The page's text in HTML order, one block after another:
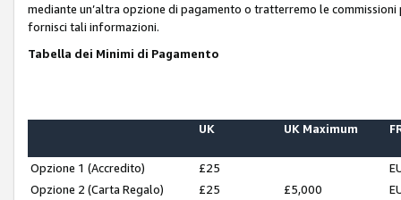
mediante un’altra opzione di pagamento o tratterremo le
fornisci tali informazioni.
Tabella dei Minimi di Pagamento
UK UK Maximum
Opzione 1 (Accredito) £25
Opzione 2 (Carta Regalo)
£25 £5,000